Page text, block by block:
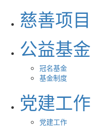
慈善项目
公益基金
冠名基金
基金制度
党建工作
党建工作